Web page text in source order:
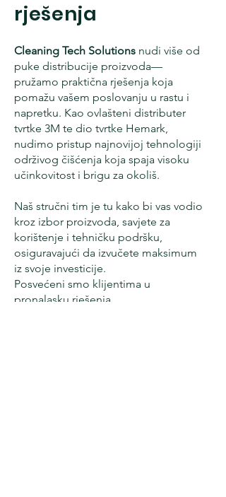
rješenja
Cleaning Tech Solutions nudi više od
puke distribucije proizvoda—
pružamo praktična rješenja koja
pomažu vašem poslovanju u rastu i
napretku. Kao ovlašteni distributer
tvrtke 3M te dio tvrtke Hemark,
nudimo pristup najnovijoj tehnologiji
održivog čišćenja koja spaja visoku
učinkovitost i brigu za okoliš.
Naš stručni tim je tu kako bi vas vodio
kroz izbor proizvoda, savjete za
korištenje i tehničku podršku,
osiguravajući da izvučete maksimum
iz svoje investicije.
Posvećeni smo klijentima u
pronalasku rješenja